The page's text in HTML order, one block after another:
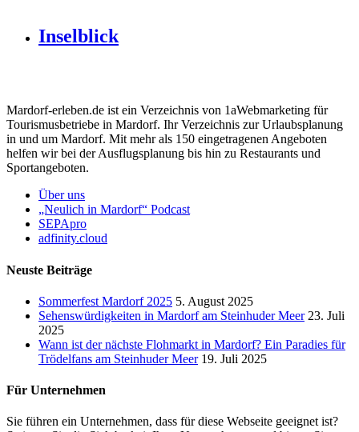
Inselblick
Mardorf-erleben.de ist ein Verzeichnis von 1aWebmarketing für
Tourismusbetriebe in Mardorf. Ihr Verzeichnis zur Urlaubsplanung
in und um Mardorf. Mit mehr als 150 eingetragenen Angeboten
helfen wir bei der Ausflugsplanung bis hin zu Restaurants und
Sportangeboten.
Über uns
„Neulich in Mardorf“ Podcast
SEPApro
adfinity.cloud
Neuste Beiträge
Sommerfest Mardorf 2025 5. August 2025
Sehenswürdigkeiten in Mardorf am Steinhuder Meer 23. Juli
2025
Wann ist der nächste Flohmarkt in Mardorf? Ein Paradies für
Trödelfans am Steinhuder Meer 19. Juli 2025
Für Unternehmen
Sie führen ein Unternehmen, dass für diese Webseite geeignet ist?